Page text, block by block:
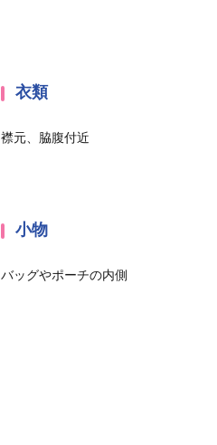
衣類
襟元、脇腹付近
小物
バッグやポーチの内側